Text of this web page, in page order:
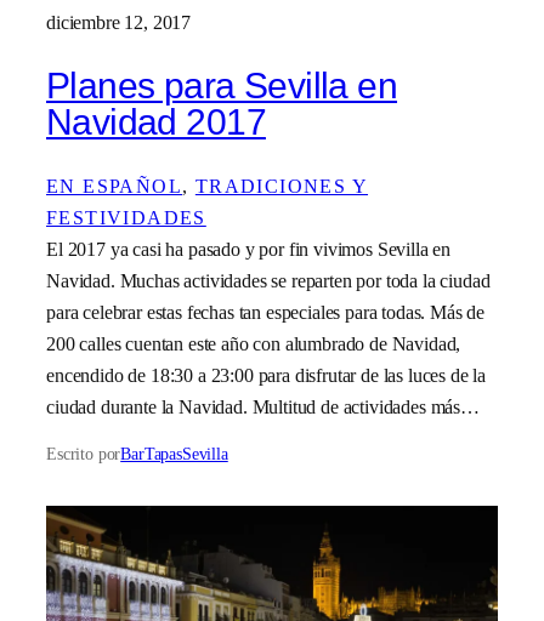
diciembre 12, 2017
Planes para Sevilla en
Navidad 2017
EN ESPAÑOL, TRADICIONES Y
FESTIVIDADES
El 2017 ya casi ha pasado y por fin vivimos Sevilla en
Navidad. Muchas actividades se reparten por toda la ciudad
para celebrar estas fechas tan especiales para todas. Más de
200 calles cuentan este año con alumbrado de Navidad,
encendido de 18:30 a 23:00 para disfrutar de las luces de la
ciudad durante la Navidad. Multitud de actividades más…
Escrito porBarTapasSevilla